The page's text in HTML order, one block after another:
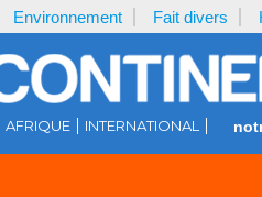
Environnement Fait divers
AFRIQUE INTERNATIONAL